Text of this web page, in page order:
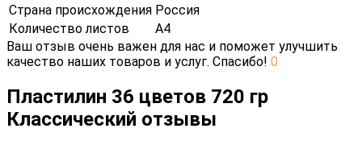
Страна происхождения Россия
Количество листов
А4
Ваш отзыв очень важен для нас и поможет улучшить
качество наших товаров и услуг. Спасибо! 0
Пластилин 36 цветов 720 гр
Классический отзывы